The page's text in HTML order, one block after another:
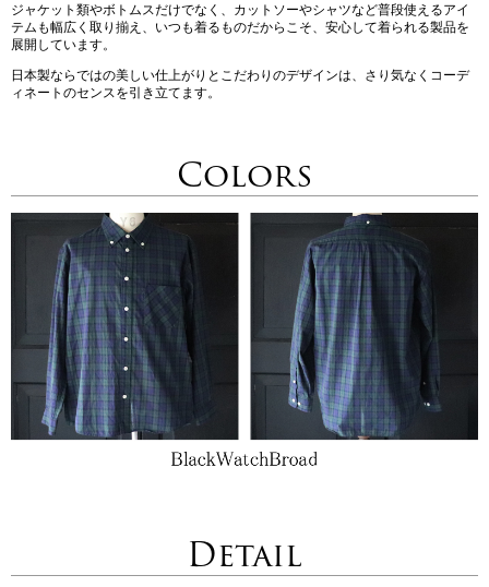
ジャケット類やボトムスだけでなく、カットソーやシャツなど普段使えるアイ
テムも幅広く取り揃え、いつも着るものだからこそ、安心して着られる製品を
展開しています。
日本製ならではの美しい仕上がりとこだわりのデザインは、さり気なくコーデ
ィネートのセンスを引き立てます。
Colors
Detail